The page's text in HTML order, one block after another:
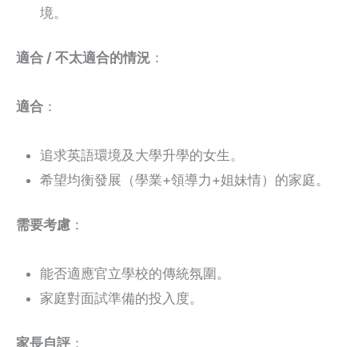
境。
適合 / 不太適合的情況 ：
適合 ：
追求英語環境及大學升學的女生。
希望均衡發展（學業+領導力+姐妹情）的家庭。
需要考慮 ：
能否適應官立學校的傳統氛圍。
家庭對面試準備的投入度。
家長自評 ：